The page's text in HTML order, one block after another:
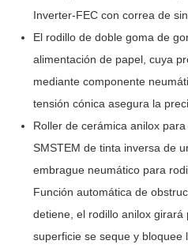
Inverter-FEC con correa de
El rodillo de doble goma de
alimentación de papel, cuya
mediante componente
tensión cónica asegura la
Roller de cerámica anilox
SMSTEM de tinta inversa de
embrague neumático para
Función automática de
detiene, el rodillo anilox
superficie se seque y bloquee